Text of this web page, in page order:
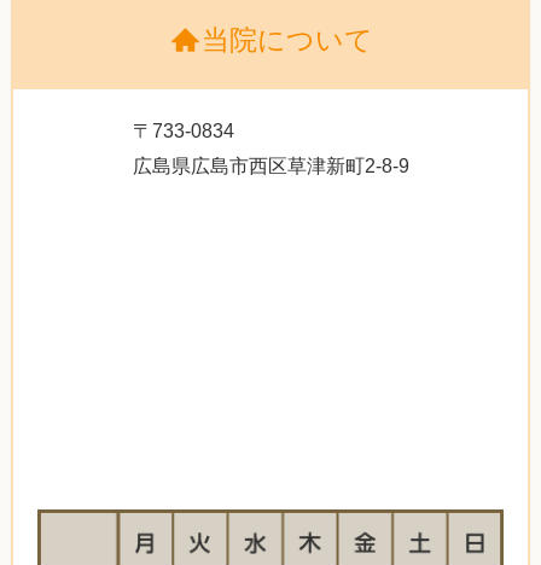
当院について
〒733-0834
広島県広島市西区草津新町2-8-9